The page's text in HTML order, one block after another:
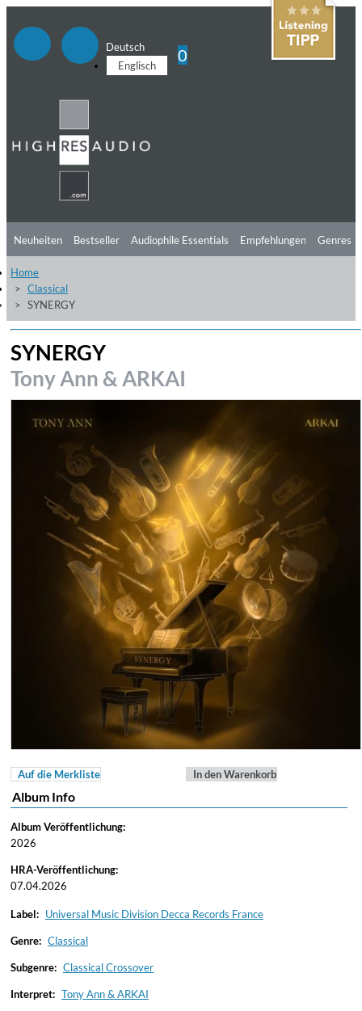
Deutsch
Englisch
0
Neuheiten Bestseller Audiophile Essentials Empfehlungen
Hörtipps
Videos
Genres
Home
Classical
SYNERGY
SYNERGY
Tony Ann & ARKAI
Auf die Merkliste In den Warenkorb
Album Info
Album Veröffentlichung:
2026
HRA-Veröffentlichung:
07.04.2026
Label: Universal Music Division Decca Records France
Genre: Classical
Subgenre: Classical Crossover
Interpret: Tony Ann & ARKAI